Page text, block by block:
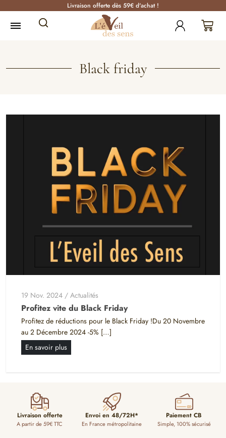
Livraison offerte dès 59€ d'achat !
Black friday
19 Nov. 2024 / Actualités
Profitez vite du Black Friday
Profitez de réductions pour le Black Friday !Du 20 Novembre
au 2 Décembre 2024 -5% […]
En savoir plus
Livraison offerte
A partir de 59€ TTC
Envoi en 48/72H*
En France métropolitaine
Paiement CB
Simple, 100% sécurisé